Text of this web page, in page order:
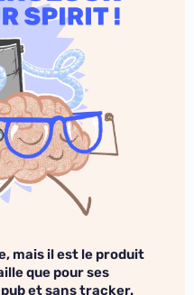
mais il est le produit
que pour ses
et sans tracker.